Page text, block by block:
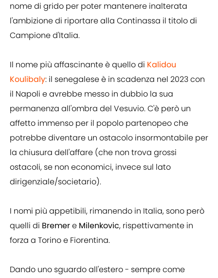
nome di grido per poter mantenere inalterata
l'ambizione di riportare alla Continassa il titolo di
Campione d'Italia.
Il nome più affascinante è quello di Kalidou
Koulibaly: il senegalese è in scadenza nel 2023 con
il Napoli e avrebbe messo in dubbio la sua
permanenza all'ombra del Vesuvio. C'è però un
affetto immenso per il popolo partenopeo che
potrebbe diventare un ostacolo insormontabile per
la chiusura dell'affare (che non trova grossi
ostacoli, se non economici, invece sul lato
dirigenziale/societario).
I nomi più appetibili, rimanendo in Italia, sono però
quelli di Bremere Milenkovic, rispettivamente in
forza a Torino e Fiorentina.
Dando uno sguardo all'estero - sempre come